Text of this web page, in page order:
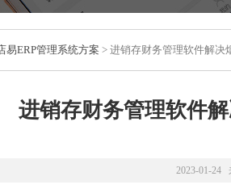
易ERP管理系统方案 > 进销存财务管理软件解决
进销存财务管理软件
2023-01-24